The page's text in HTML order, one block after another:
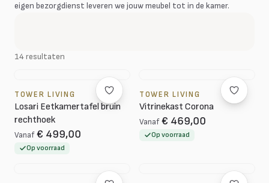
eigen bezorgdienst leveren we jouw meubel tot in de kamer.
14 resultaten
TOWER LIVING
Losari Eetkamertafel bruin
rechthoek
Vanaf € 499,00
Op voorraad
TOWER LIVING
Vitrinekast Corona
Vanaf € 469,00
Op voorraad